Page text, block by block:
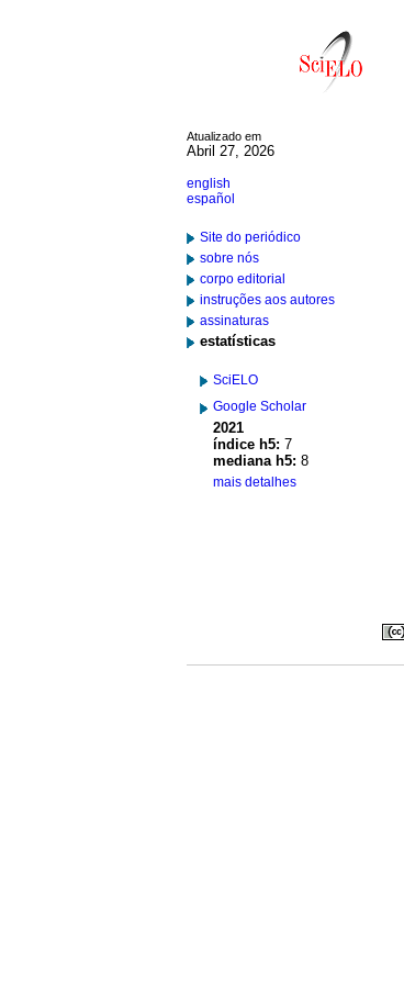
Atualizado em
Abril 27, 2026
english
español
Site do periódico
sobre nós
corpo editorial
instruções aos autores
assinaturas
estatísticas
SciELO
Google Scholar
2021
índice h5: 7
mediana h5: 8
mais detalhes